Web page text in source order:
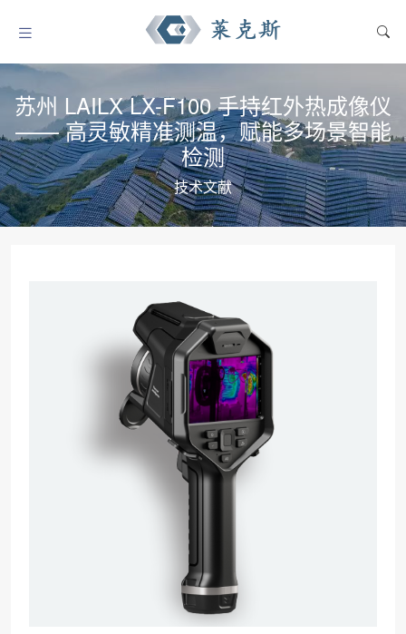
苏州 LAILX LX-F100 手持红外热成像仪
—— 高灵敏精准测温，赋能多场景智能
检测
技术文献